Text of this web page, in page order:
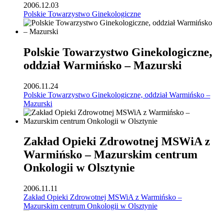
2006.12.03
Polskie Towarzystwo Ginekologiczne
Polskie Towarzystwo Ginekologiczne,
oddział Warmińsko – Mazurski
2006.11.24
Polskie Towarzystwo Ginekologiczne, oddział Warmińsko –
Mazurski
Zakład Opieki Zdrowotnej MSWiA z
Warmińsko – Mazurskim centrum
Onkologii w Olsztynie
2006.11.11
Zakład Opieki Zdrowotnej MSWiA z Warmińsko –
Mazurskim centrum Onkologii w Olsztynie